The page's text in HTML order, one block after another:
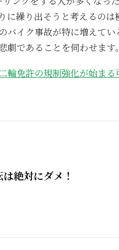
に繰り出そうと考えるの
バイク事故が特に増えて
であることを伺わせます。
輪免許の規制強化が始まる
絶対にダメ！